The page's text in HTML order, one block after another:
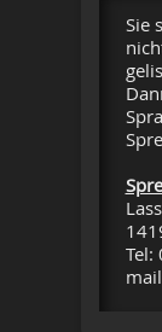
Sie
Tel: